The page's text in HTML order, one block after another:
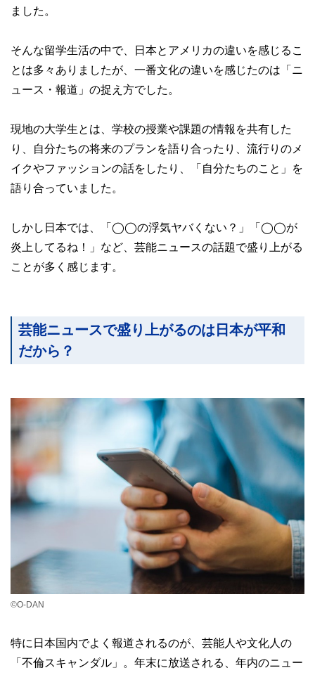
ました。
そんな留学生活の中で、日本とアメリカの違いを感じるこ
とは多々ありましたが、一番文化の違いを感じたのは「ニ
ュース・報道」の捉え方でした。
現地の大学生とは、学校の授業や課題の情報を共有した
り、自分たちの将来のプランを語り合ったり、流行りのメ
イクやファッションの話をしたり、「自分たちのこと」を
語り合っていました。
しかし日本では、「◯◯の浮気ヤバくない？」「◯◯が
炎上してるね！」など、芸能ニュースの話題で盛り上がる
ことが多く感じます。
芸能ニュースで盛り上がるのは日本が平和
だから？
©O-DAN
特に日本国内でよく報道されるのが、芸能人や文化人の
「不倫スキャンダル」。年末に放送される、年内のニュー